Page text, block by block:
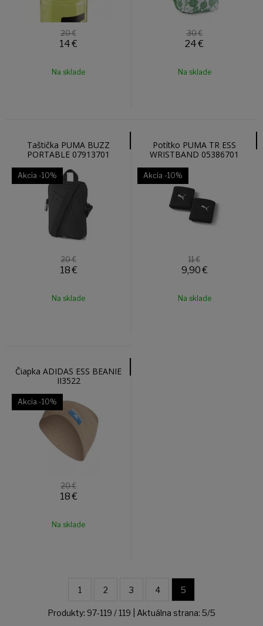
20 €
14 €
Na sklade
30 €
24 €
Na sklade
Taštička PUMA BUZZ
PORTABLE 07913701
Akcia -10%
20 €
18€
Na sklade
Potítko PUMA TR ESS
WRISTBAND 05386701
Akcia -10%
11 €
9,90€
Na sklade
Čiapka ADIDAS ESS BEANIE
II3522
Akcia -10%
20 €
18€
Na sklade
1 2 3 4 5
Produkty: 97-119 / 119 | Aktuálna strana: 5/5